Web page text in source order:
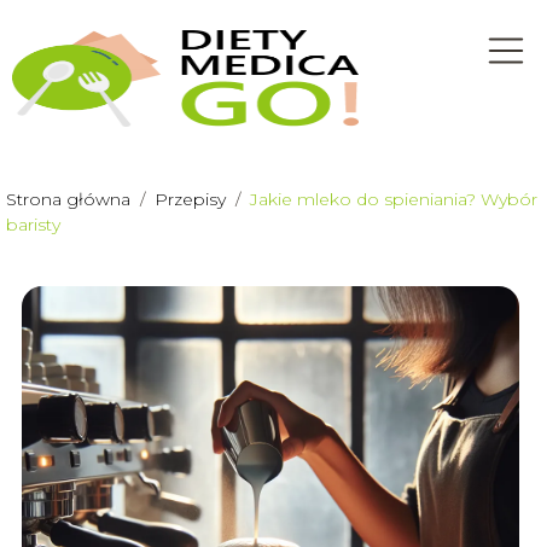
Strona główna / Przepisy /Jakie mleko do spieniania? Wybór
baristy